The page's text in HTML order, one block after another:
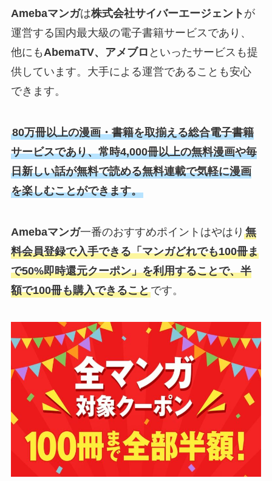
Amebaマンガは株式会社サイバーエージェント が
運営する国内最大級の電子書籍サービスであり、
他にもAbemaTV、アメブロ といったサービスも提
供しています。大手による運営であることも安心
できます。
80万冊以上の漫画・書籍を取揃える総合電子書籍
サービスであり、常時4,000冊以上の無料漫画や毎
日新しい話が無料で読める無料連載で気軽に漫画
を楽しむことができます。
Amebaマンガ一番のおすすめポイントはやはり 無
料会員登録で入手できる「マンガどれでも100冊ま
で50%即時還元クーポン」を利用することで、半
額で100冊も購入できることです。